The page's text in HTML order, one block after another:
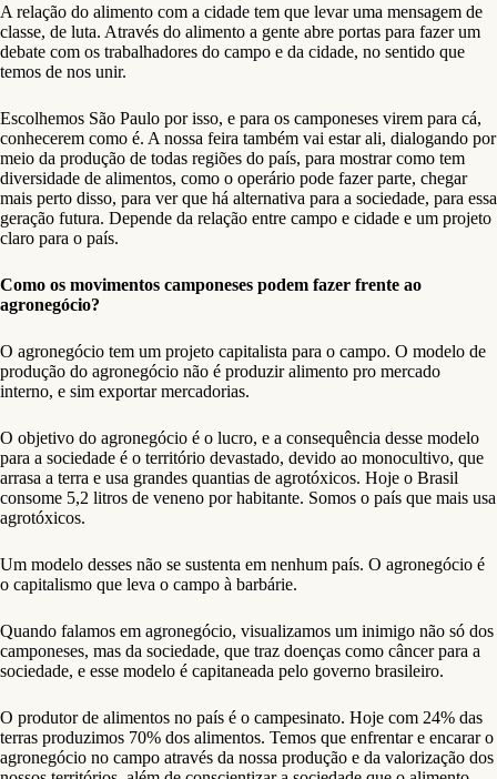
A relação do alimento com a cidade tem que levar uma mensagem de
classe, de luta. Através do alimento a gente abre portas para fazer um
debate com os trabalhadores do campo e da cidade, no sentido que
temos de nos unir.
Escolhemos São Paulo por isso, e para os camponeses virem para cá,
conhecerem como é. A nossa feira também vai estar ali, dialogando por
meio da produção de todas regiões do país, para mostrar como tem
diversidade de alimentos, como o operário pode fazer parte, chegar
mais perto disso, para ver que há alternativa para a sociedade, para essa
geração futura. Depende da relação entre campo e cidade e um projeto
claro para o país.
Como os movimentos camponeses podem fazer frente ao
agronegócio?
O agronegócio tem um projeto capitalista para o campo. O modelo de
produção do agronegócio não é produzir alimento pro mercado
interno, e sim exportar mercadorias.
O objetivo do agronegócio é o lucro, e a consequência desse modelo
para a sociedade é o território devastado, devido ao monocultivo, que
arrasa a terra e usa grandes quantias de agrotóxicos. Hoje o Brasil
consome 5,2 litros de veneno por habitante. Somos o país que mais usa
agrotóxicos.
Um modelo desses não se sustenta em nenhum país. O agronegócio é
o capitalismo que leva o campo à barbárie.
Quando falamos em agronegócio, visualizamos um inimigo não só dos
camponeses, mas da sociedade, que traz doenças como câncer para a
sociedade, e esse modelo é capitaneada pelo governo brasileiro.
O produtor de alimentos no país é o campesinato. Hoje com 24% das
terras produzimos 70% dos alimentos. Temos que enfrentar e encarar o
agronegócio no campo através da nossa produção e da valorização dos